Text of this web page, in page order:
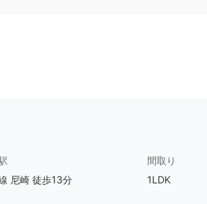
尼崎 徒歩13分
間取り
1LDK